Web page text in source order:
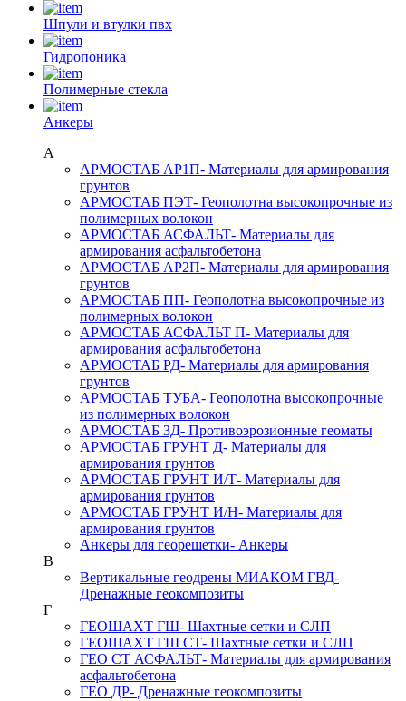
Шпули и втулки пвх
Гидропоника
Полимерные стекла
Анкеры
А
АРМОСТАБ АР1П- Материалы для армирования
грунтов
АРМОСТАБ ПЭТ- Геополотна высокопрочные из
полимерных волокон
АРМОСТАБ АСФАЛЬТ- Материалы для
армирования асфальтобетона
АРМОСТАБ АР2П- Материалы для армирования
грунтов
АРМОСТАБ ПП- Геополотна высокопрочные из
полимерных волокон
АРМОСТАБ АСФАЛЬТ П- Материалы для
армирования асфальтобетона
АРМОСТАБ РД- Материалы для армирования
грунтов
АРМОСТАБ ТУБА- Геополотна высокопрочные
из полимерных волокон
АРМОСТАБ 3Д- Противоэрозионные геоматы
АРМОСТАБ ГРУНТ Д- Материалы для
армирования грунтов
АРМОСТАБ ГРУНТ И/Т- Материалы для
армирования грунтов
АРМОСТАБ ГРУНТ И/Н- Материалы для
армирования грунтов
Анкеры для георешетки- Анкеры
В
Вертикальные геодрены МИАКОМ ГВД-
Дренажные геокомпозиты
Г
ГЕОШАХТ ГШ- Шахтные сетки и СЛП
ГЕОШАХТ ГШ СТ- Шахтные сетки и СЛП
ГЕО СТ АСФАЛЬТ- Материалы для армирования
асфальтобетона
ГЕО ДР- Дренажные геокомпозиты